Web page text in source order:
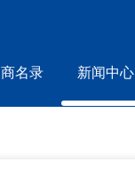
名录 新闻中心